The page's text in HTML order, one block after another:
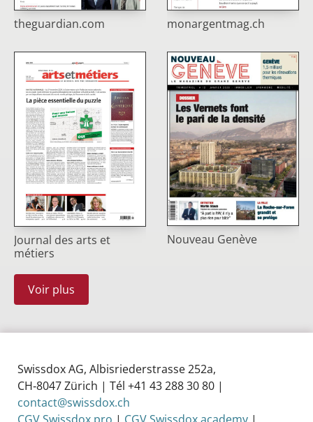
theguardian.com monargentmag.ch
Journal des arts et
métiers
Nouveau Genève
Voir plus
Swissdox AG, Albisriederstrasse 252a,
CH‑8047 Zürich | Tél +41 43 288 30 80 |
contact@swissdox.ch